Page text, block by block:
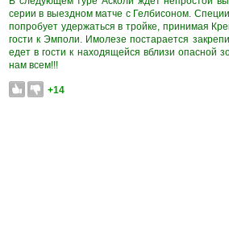
серии в выездном матче с Гелбисоном.
попробует удержаться в тройке, принимая
гости к Эмполи. Имолезе постарается
едет в гости к находящейся вблизи
нам всем!!!
+14